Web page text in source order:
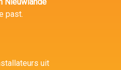
past.
uit